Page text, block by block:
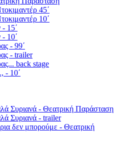
45΄
10΄
15΄
10΄
- 99΄
- trailer
back stage
- 10΄
Συριανά - Θεατρική Παράσταση
Συριανά - trailer
δεν μπορούμε - Θεατρική